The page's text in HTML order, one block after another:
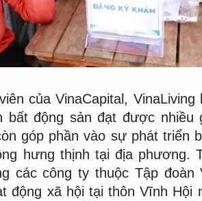
của VinaCapital,
bất động sản đạt được nhiều
góp phần vào sự phát triển
hưng thịnh tại địa phương.
các công ty thuộc Tập đoàn
động xã hội tại thôn Vĩnh Hội